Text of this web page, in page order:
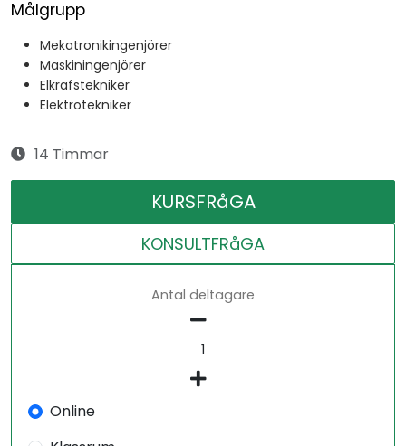
Målgrupp
Mekatronikingenjörer
Maskiningenjörer
Elkrafstekniker
Elektrotekniker
14 Timmar
KURSFRåGA
KONSULTFRåGA
Antal deltagare
Online